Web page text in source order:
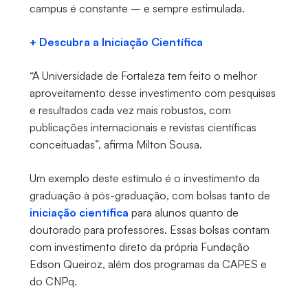
campus é constante – e sempre estimulada.
+ Descubra a Iniciação Científica
“A Universidade de Fortaleza tem feito o melhor
aproveitamento desse investimento com pesquisas
e resultados cada vez mais robustos, com
publicações internacionais e revistas científicas
conceituadas”, afirma Milton Sousa.
Um exemplo deste estímulo é o investimento da
graduação à pós-graduação, com bolsas tanto de
iniciação científica para alunos quanto de
doutorado para professores. Essas bolsas contam
com investimento direto da própria Fundação
Edson Queiroz, além dos programas da CAPES e
do CNPq.